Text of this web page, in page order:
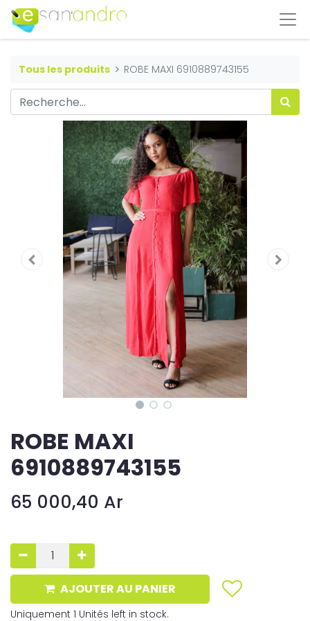
Tous les produits ROBE MAXI 6910889743155
ROBE MAXI
6910889743155
65 000,40 Ar
AJOUTER AU PANIER
Uniquement 1 Unités left in stock.